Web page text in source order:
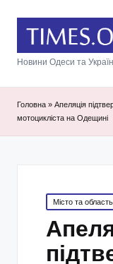
Новини Одеси та
Головна » Апеляція
мотоцикліста на Одещині
Posted
in
Місто та область